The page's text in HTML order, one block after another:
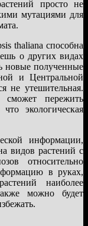
просто не
мутациями для
thaliana способна
о других видах
новые полученные
и Центральной
не утешительная.
сможет пережить
экологическая
информации,
видов растений с
относительно
в руках,
наиболее
можно будет